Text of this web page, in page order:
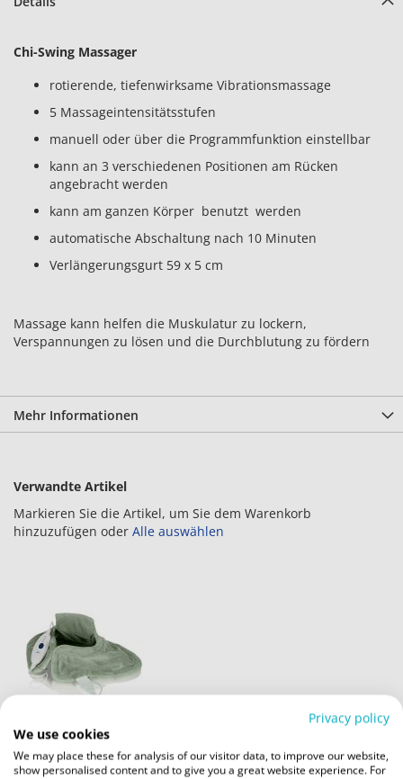
Chi-Swing Massager
rotierende, tiefenwirksame Vibrationsmassage
5 Massageintensitätsstufen
manuell oder über die Programmfunktion einstellbar
kann an 3 verschiedenen Positionen am Rücken
angebracht werden
kann am ganzen Körper benutzt werden
automatische Abschaltung nach 10 Minuten
Verlängerungsgurt 59 x 5 cm
Massage kann helfen die Muskulatur zu lockern,
Verspannungen zu lösen und die Durchblutung zu fördern
Mehr Informationen
Verwandte Artikel
Markieren Sie die Artikel, um Sie dem Warenkorb
hinzuzufügen oder Alle auswählen
Nacken- und
Schulterheizkissen
in
den
Privacy policy
We use cookies
We may place these for analysis of our visitor data, to improve our website,
show personalised content and to give you a great website experience. For